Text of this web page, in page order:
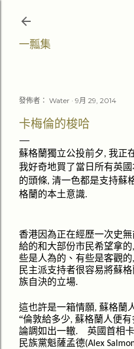
一瓢集
發佈者： Water 9月 29, 2014
卡梅倫的梭哈
蘇格蘭獨立公投前夕, 我正
我好奇地買了當日所有英
的頭條, 清一色都是支持蘇
格蘭的本土意識.
香港因為正在經歷一次史
給的和大部份市民希望拿的,
些是人為的、有些是客觀的,
民主派支持者很容易將蘇
族自決的立場.
這也許是一箱情願, 蘇格蘭
“倫敦給多少, 蘇格蘭人便有
論調如出一轍.
英國首相
民族黨魁薩孟德(Alex